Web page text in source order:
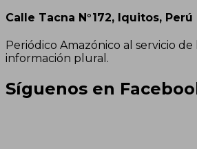
Calle Tacna N°172, Iquitos, Perú
Periódico Amazónico al servicio de
información plural.
Síguenos en